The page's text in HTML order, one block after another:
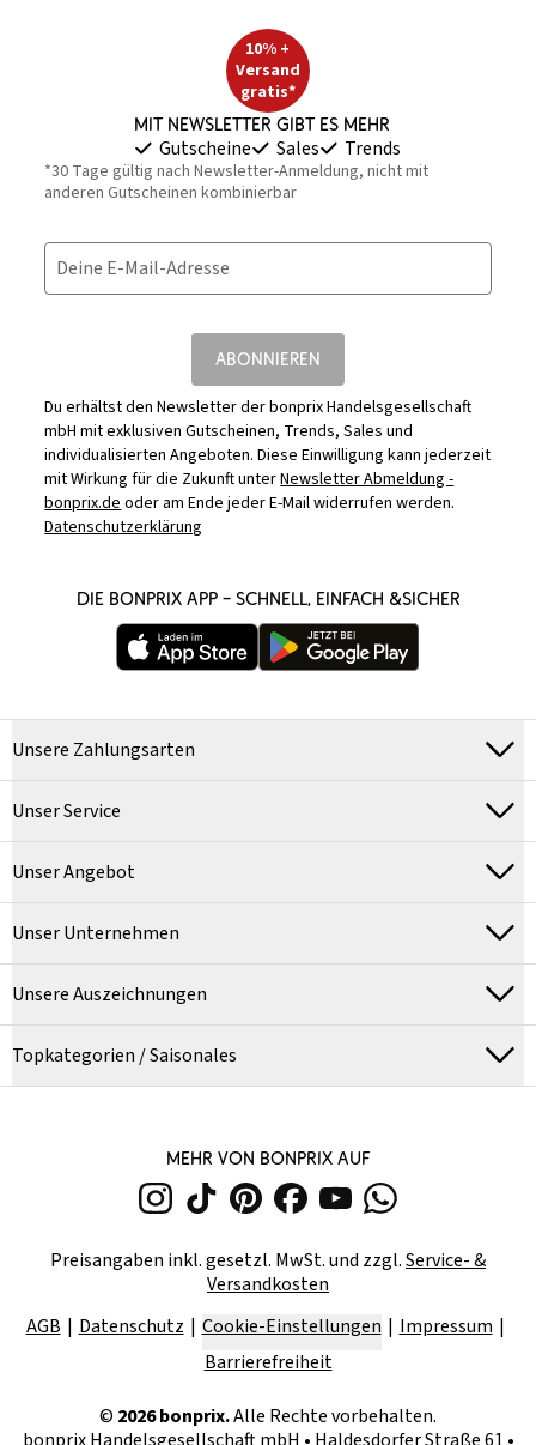
10% +
Versand
gratis*
Mit Newsletter gibt es mehr
Gutscheine Sales Trends
*30 Tage gültig nach Newsletter-Anmeldung, nicht mit
anderen Gutscheinen kombinierbar
Deine E-Mail-Adresse
ABONNIEREN
Du erhältst den Newsletter der bonprix Handelsgesellschaft
mbH mit exklusiven Gutscheinen, Trends, Sales und
individualisierten Angeboten. Diese Einwilligung kann jederzeit
mit Wirkung für die Zukunft unterNewsletter Abmeldung -
bonprix.deoder am Ende jeder E-Mail widerrufen werden.
Datenschutzerklärung
DIE BONPRIX APP – SCHNELL, EINFACH &SICHER
Unsere Zahlungsarten
Unser Service
Unser Angebot
Unser Unternehmen
Unsere Auszeichnungen
Topkategorien / Saisonales
MEHR VON BONPRIX AUF
Preisangaben inkl. gesetzl. MwSt. und zzgl.Service- &
Versandkosten
AGB
Datenschutz Cookie-Einstellungen
Impressum
Barrierefreiheit
© 2026bonprix.Alle Rechte vorbehalten.